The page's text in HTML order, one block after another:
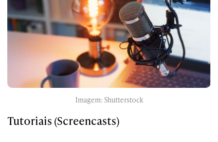
Imagem: Shutterstock
Tutoriais (Screencasts)